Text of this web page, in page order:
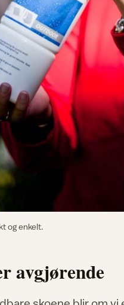
og enkelt.
avgjørende